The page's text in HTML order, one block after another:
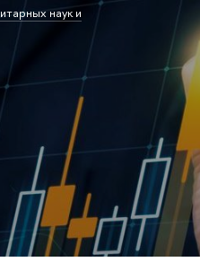
наук и